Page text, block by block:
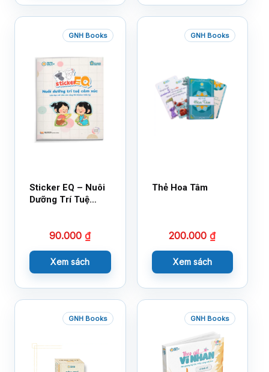
GNH Books
Sticker EQ – Nuôi
Dưỡng Trí Tuệ
Cùng 150 Sticker
90.000₫
Xem sách
GNH Books
Thẻ Hoa Tâm
200.000₫
Xem sách
GNH Books GNH Books